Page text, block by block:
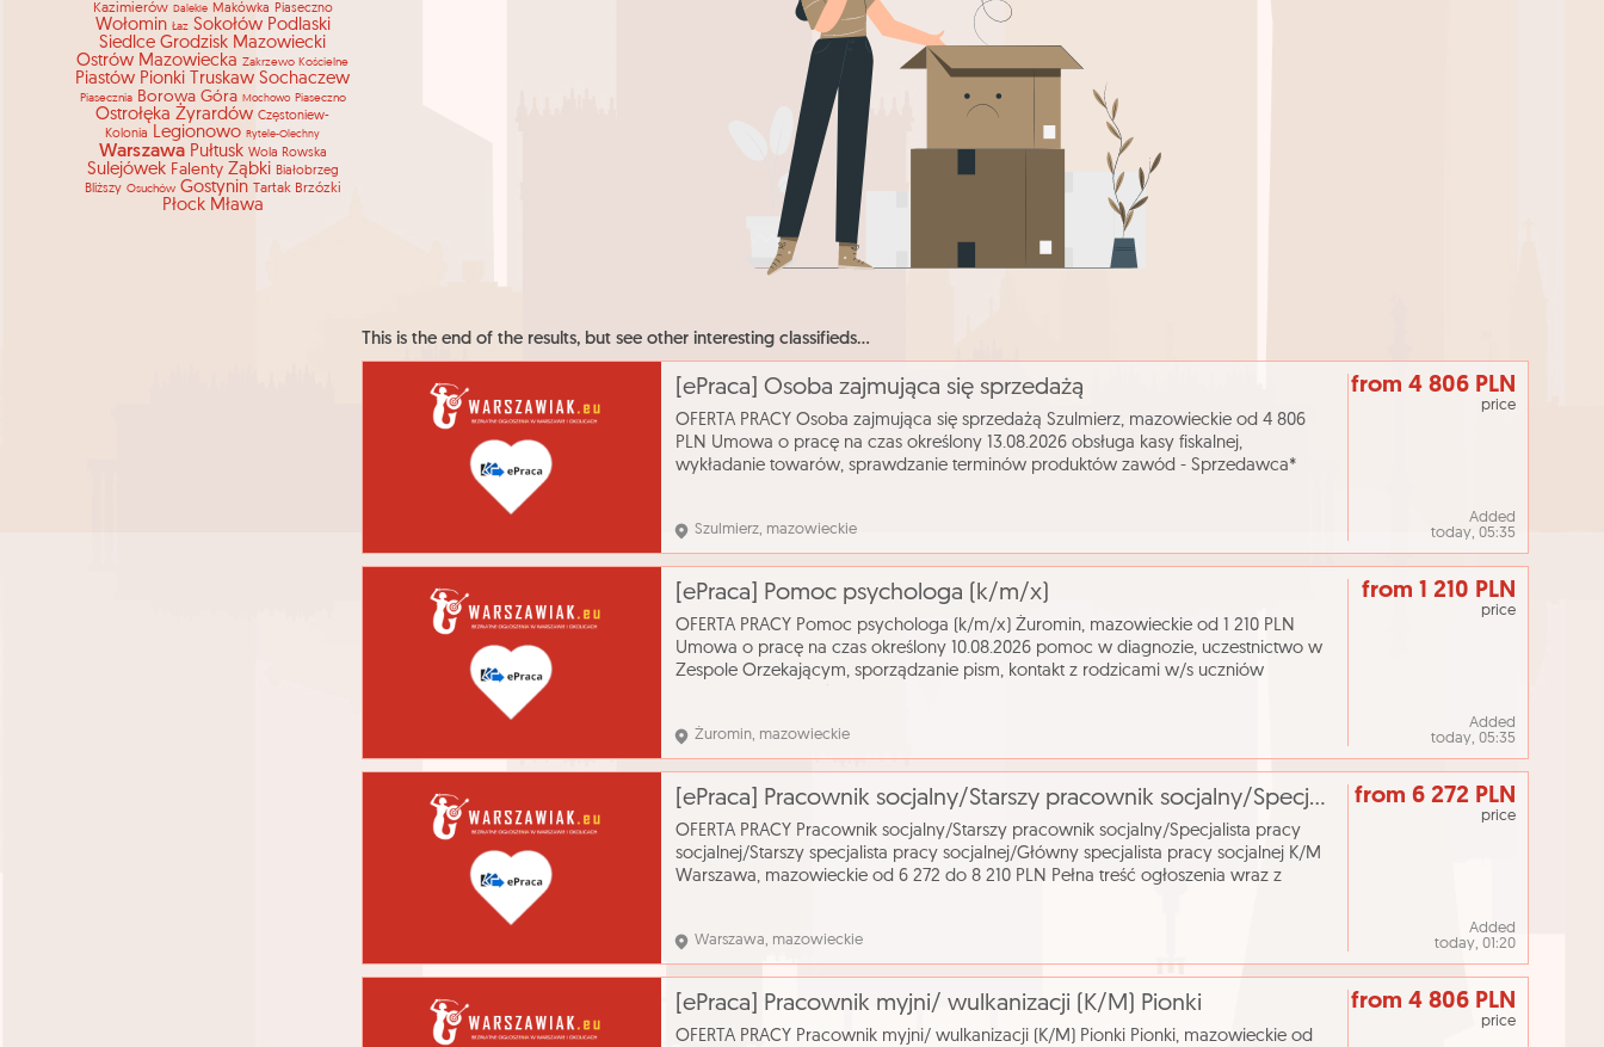
Kazimierów Dalekie Makówka Piaseczno
Wołomin Łaz Sokołów Podlaski
Siedlce Grodzisk Mazowiecki
Ostrów Mazowiecka Zakrzewo Kościelne
Piastów Pionki Truskaw Sochaczew
Piasecznia Borowa Góra Mochowo Piaseczno
Ostrołęka Żyrardów Częstoniew-
Kolonia Legionowo Rytele-Olechny
Warszawa Pułtusk Wola Rowska
Sulejówek Falenty Ząbki Białobrzeg
Bliższy Osuchów Gostynin Tartak Brzózki
Płock Mława
This is the end of the results, but see other interesting classifieds...
[ePraca] Osoba zajmująca się sprzedażą
OFERTA PRACY Osoba zajmująca się sprzedażą Szulmierz, mazowieckie od 4 806
PLN Umowa o pracę na czas określony 13.08.2026 obsługa kasy fiskalnej,
wykładanie towarów, sprawdzanie terminów produktów zawód - Sprzedawca*
from 4 806 PLN
price
Added
today, 05:35
Szulmierz, mazowieckie
[ePraca] Pomoc psychologa (k/m/x)
OFERTA PRACY Pomoc psychologa (k/m/x) Żuromin, mazowieckie od 1 210 PLN
Umowa o pracę na czas określony 10.08.2026 pomoc w diagnozie, uczestnictwo w
Zespole Orzekającym, sporządzanie pism, kontakt z rodzicami w/s uczniów
from 1 210 PLN
price
Added
today, 05:35
Żuromin, mazowieckie
[ePraca] Pracownik socjalny/Starszy pracownik socjalny/Specjalista pracy socjalnej/Starszy specjalis
OFERTA PRACY Pracownik socjalny/Starszy pracownik socjalny/Specjalista pracy
socjalnej/Starszy specjalista pracy socjalnej/Główny specjalista pracy socjalnej K/M
Warszawa, mazowieckie od 6 272 do 8 210 PLN Pełna treść ogłoszenia wraz z
from 6 272 PLN
price
Added
today, 01:20
Warszawa, mazowieckie
[ePraca] Pracownik myjni/ wulkanizacji (K/M) Pionki
OFERTA PRACY Pracownik myjni/ wulkanizacji (K/M) Pionki Pionki, mazowieckie od
from 4 806 PLN
price